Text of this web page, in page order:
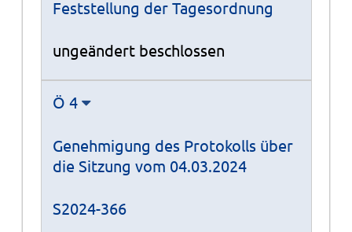
Feststellung der Tagesordnung
ungeändert beschlossen
Ö 4
Genehmigung des Protokolls über
die Sitzung vom 04.03.2024
S2024-366